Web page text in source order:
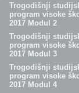
Trogodišnji
program visoke
2017 Modul 2
Trogodišnji
program visoke
2017 Modul 3
Trogodišnji
program visoke
2017 Modul 4